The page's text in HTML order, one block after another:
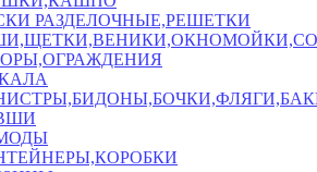
РАЗДЕЛОЧНЫЕ,РЕШЕТКИ